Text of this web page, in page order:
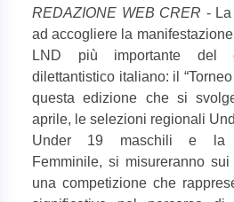
REDAZIONE WEB CRER -
ad accogliere la
LND più importante del
dilettantistico italiano: il
questa edizione che si
aprile, le selezioni regionali
Under 19 maschili e la
Femminile, si misureranno
una competizione che